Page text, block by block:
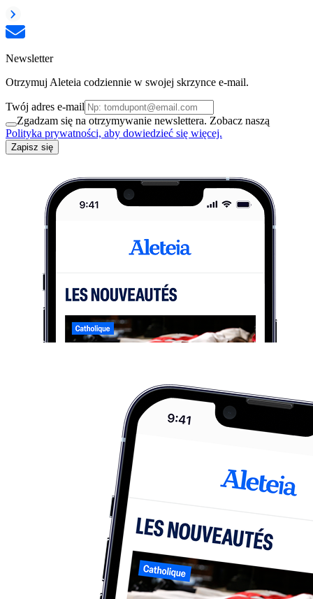
Newsletter
Otrzymuj Aleteia codziennie w swojej skrzynce e-mail.
Twój adres e-mail
Zgadzam się na otrzymywanie newslettera. Zobacz naszą
Polityka prywatności, aby dowiedzieć się więcej.
Zapisz się